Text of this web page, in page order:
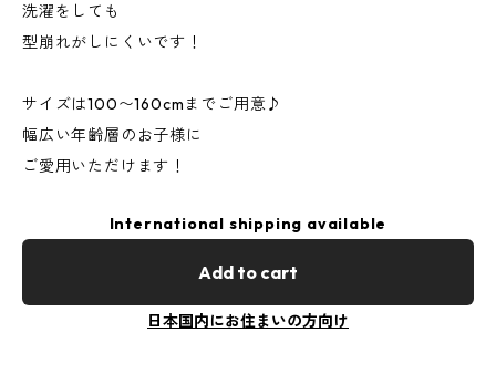
洗濯をしても
型崩れがしにくいです！
サイズは100〜160cmまでご用意♪
幅広い年齢層のお子様に
ご愛用いただけます！
International shipping available
Add to cart
日本国内にお住まいの方向け